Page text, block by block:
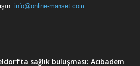
info@online-manset.com
sağlık buluşması: Acıbadem